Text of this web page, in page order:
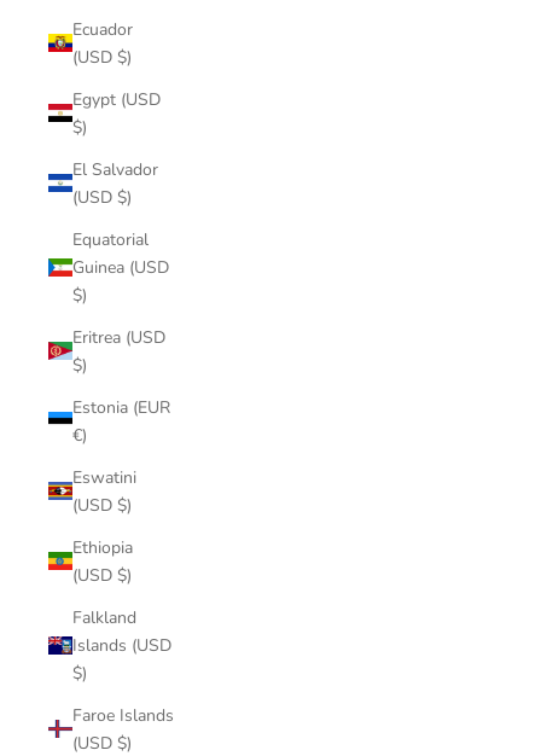
Ecuador
(USD $)
Egypt (USD
$)
El Salvador
(USD $)
Equatorial
Guinea (USD
$)
Eritrea (USD
$)
Estonia (EUR
€)
Eswatini
(USD $)
Ethiopia
(USD $)
Falkland
Islands (USD
$)
Faroe Islands
(USD $)